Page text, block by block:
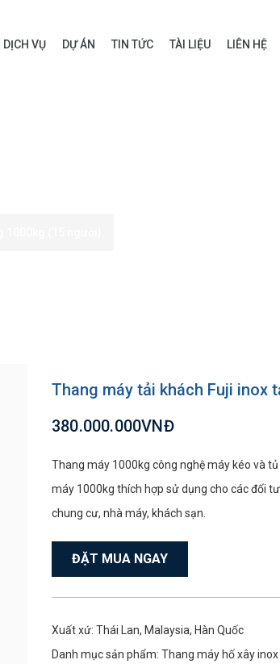
DỊCH VỤ DỰ ÁN TIN TỨC TÀI LIỆU LIÊN HỆ
Thang máy tải khách Fuji inox
380.000.000VNĐ
Thang máy 1000kg công nghệ máy kéo và
máy 1000kg thích hợp sử dụng cho các đối
chung cư, nhà máy, khách sạn.
ĐẶT MUA NGAY
Xuất xứ: Thái Lan, Malaysia, Hàn Quốc
Danh mục sản phẩm: Thang máy hố xây inox